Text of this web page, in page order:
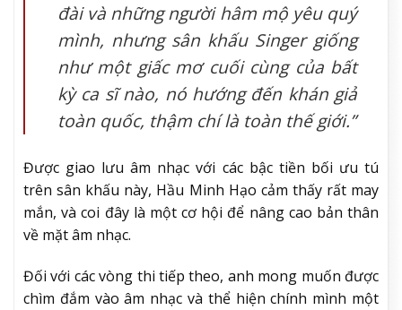
đài và những người hâm mộ yêu quý
mình, nhưng sân khấu Singer giống
như một giấc mơ cuối cùng của bất
kỳ ca sĩ nào, nó hướng đến khán giả
toàn quốc, thậm chí là toàn thế giới.”
Được giao lưu âm nhạc với các bậc tiền bối ưu tú
trên sân khấu này, Hầu Minh Hạo cảm thấy rất may
mắn, và coi đây là một cơ hội để nâng cao bản thân
về mặt âm nhạc.
Đối với các vòng thi tiếp theo, anh mong muốn được
chìm đắm vào âm nhạc và thể hiện chính mình một